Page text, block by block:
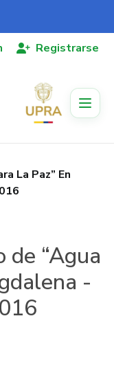
Registrarse
La Paz” En
de “Agua
-